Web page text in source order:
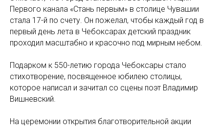
Первого канала «Стань первым» в столице Чувашии
стала 17-й по счету. Он пожелал, чтобы каждый год в
первый день лета в Чебоксарах детский праздник
проходил масштабно и красочно под мирным небом.
Подарком к 550-летию города Чебоксары стало
стихотворение, посвященное юбилею столицы,
которое написал и зачитал со сцены поэт Владимир
Вишневский.
На церемонии открытия благотворительной акции